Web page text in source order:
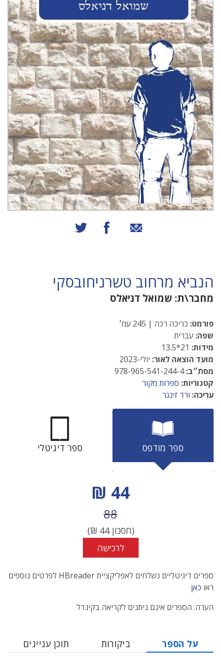
שיתוף באמצעות אימייל
שיתוף בפייסבוק
הנביא מרחוב טשרניחובסקי
מחבר\ת: שמואל דניאלס
פורמט: כריכה רכה | 245 עמ׳
שפה: עברית
מידות:
מועד הוצאה לאור: יולי-2023
מסתֿ״ב:978-965-541-244-4
קטגוריות: ספרות מקור
עריכה: ורד זינגר
ספר מודפס ספר דיגיטלי
מחיר הנחה
44 ₪
מחיר לפני הנחה
88
(חסכון44
₪)
לרכישה
ספרים דיגיטליים נשלחים לאפליקציית HBreader לפרטים נוספים
ראו כאן
הערה: הספרים אינם ניתנים לקריאה בקינדל
על הספר ביקורות תוכן עניינים